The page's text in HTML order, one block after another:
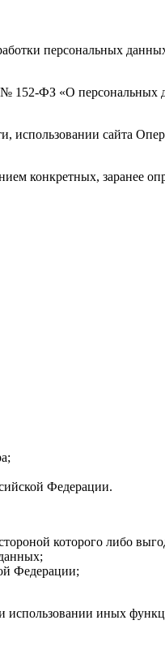
персональных
№ 152-ФЗ «О
использовании сайта
конкретных, заранее
Федерации.
которого либо
Федерации;
использовании иных